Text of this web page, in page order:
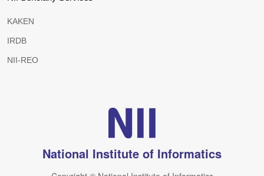
KAKEN
IRDB
NII-REO
National Institute of Informatics